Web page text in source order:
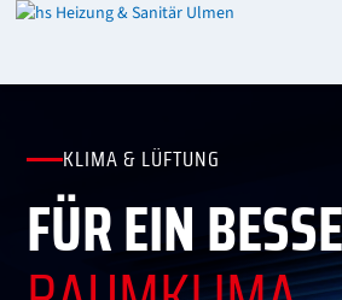
KLIMA & LÜFTUNG
FÜR EIN